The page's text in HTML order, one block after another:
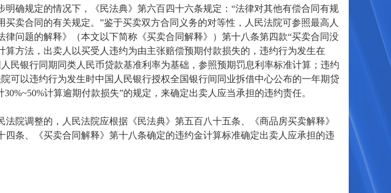
确规定的情况下，《民法典》第六百四十六条规定：“法律对其他有偿合同有规
卖合同的有关规定。”鉴于买卖双方合同义务的对等性，人民法院可参照最高人
律问题的解释》（本文以下简称《买卖合同解释》）第十八条第四款“买卖合同没
方法，出卖人以买受人违约为由主张赔偿预期付款损失的，违约行为发生在
民银行同期同类人民币贷款基准利率为基础，参照预期罚息利率标准计算；违约
可以违约行为发生时中国人民银行授权全国银行间同业拆借中心公布的一年期贷
计算逾期付款损失”的规定，来确定出卖人应当承担的违约责任。
调整的，人民法院应根据《民法典》第五百八十五条、《商品房买卖解释》
条、《买卖合同解释》第十八条确定的违约金计算标准确定出卖人应承担的违